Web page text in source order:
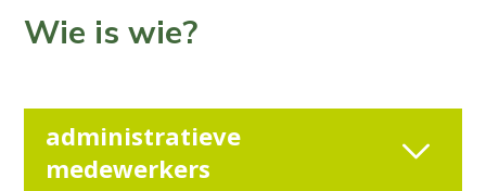
Wie is wie?
administratieve
medewerkers